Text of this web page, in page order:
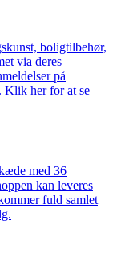
boligtilbehør,
via deres
på
Klik her for at se
med 36
kan leveres
fuld samlet